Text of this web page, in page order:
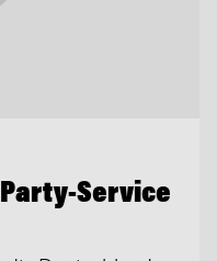
Service